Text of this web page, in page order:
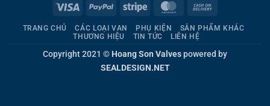
Visa PayPal Stripe MasterCard
Delivery
TRANG CHỦ CÁC LOẠI VAN PHỤ KIỆN
SẢN PHẨM KHÁC
THƯƠNG HIỆU
TIN TỨC LIÊN HỆ
Copyright 2021 © Hoang Son Valvespowered by
SEALDESIGN.NET